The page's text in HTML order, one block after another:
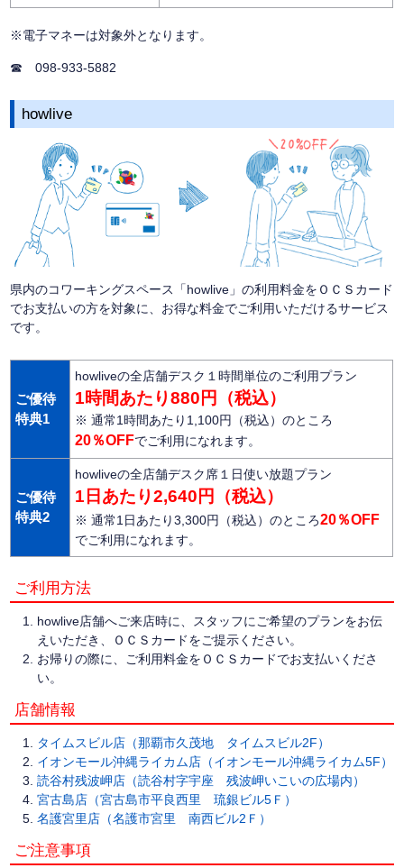
※電子マネーは対象外となります。
☎ 098-933-5882
howlive
県内のコワーキングスペース「howlive」の利用料金をＯＣＳカード
でお支払いの方を対象に、お得な料金でご利用いただけるサービス
です。
ご優待
特典1
howliveの全店舗デスク１時間単位のご利用プラン
1時間あたり880円（税込）
※ 通常1時間あたり1,100円（税込）のところ
20％OFFでご利用になれます。
ご優待
特典2
howliveの全店舗デスク席１日使い放題プラン
1日あたり2,640円（税込）
※ 通常1日あたり3,300円（税込）のところ20％OFF
でご利用になれます。
ご利用方法
howlive店舗へご来店時に、スタッフにご希望のプランをお伝
えいただき、ＯＣＳカードをご提示ください。
お帰りの際に、ご利用料金をＯＣＳカードでお支払いくださ
い。
店舗情報
タイムスビル店（那覇市久茂地 タイムスビル2F）
イオンモール沖縄ライカム店（イオンモール沖縄ライカム5F）
読谷村残波岬店（読谷村字宇座 残波岬いこいの広場内）
宮古島店（宮古島市平良西里 琉銀ビル5Ｆ）
名護宮里店（名護市宮里 南西ビル2Ｆ）
ご注意事項